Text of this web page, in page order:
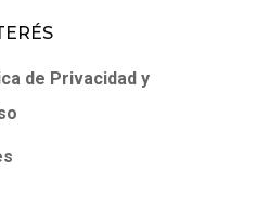
de Privacidad y